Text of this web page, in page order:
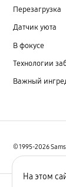
Перезагрузка
Датчик уюта
В фокусе
Технологии
Важный
© 1995-2026
На этом